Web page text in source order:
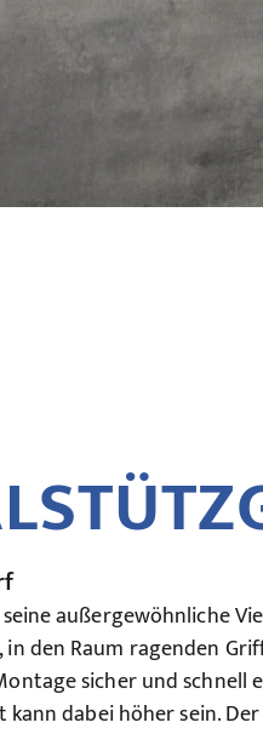
außergewöhnliche
den Raum ragenden
sicher und
dabei höher sein.